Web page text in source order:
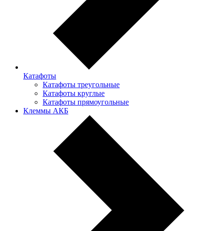
Катафоты
Катафоты треугольные
Катафоты круглые
Катафоты прямоугольные
Клеммы АКБ